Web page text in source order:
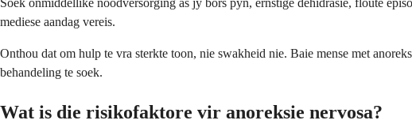
Soek onmiddellike noodversorging as jy bors pyn, ernstige dehidrasie, floute
mediese aandag vereis.
Onthou dat om hulp te vra sterkte toon, nie swakheid nie. Baie mense met
behandeling te soek.
Wat is die risikofaktore vir anoreksie nervosa?